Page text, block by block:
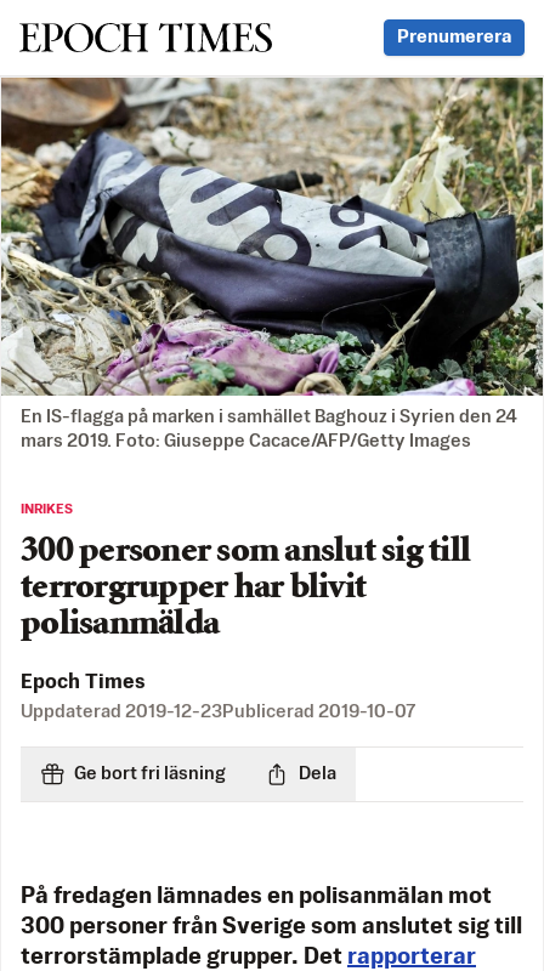
Svenska Epoch Times Prenumerera
En IS-flagga på marken i samhället Baghouz i Syrien den 24
mars 2019. Foto: Giuseppe Cacace/AFP/Getty Images
INRIKES
300 personer som anslut sig till
terrorgrupper har blivit
polisanmälda
Epoch Times
Uppdaterad 2019-12-23 Publicerad 2019-10-07
Ge bort fri läsning Dela
På fredagen lämnades en polisanmälan mot
300 personer från Sverige som anslutet sig till
terrorstämplade grupper. Det rapporterar